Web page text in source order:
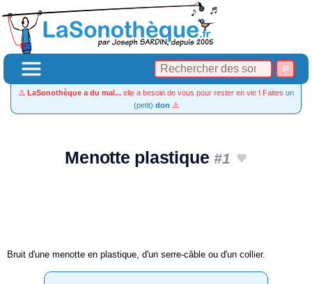
⚠️ LaSonothèque a du mal... elle a besoin de vous pour rester en vie ! Faites un
(petit) don ⚠️
Menotte plastique#1
Bruit d'une menotte en plastique, d'un serre-câble ou d'un collier.